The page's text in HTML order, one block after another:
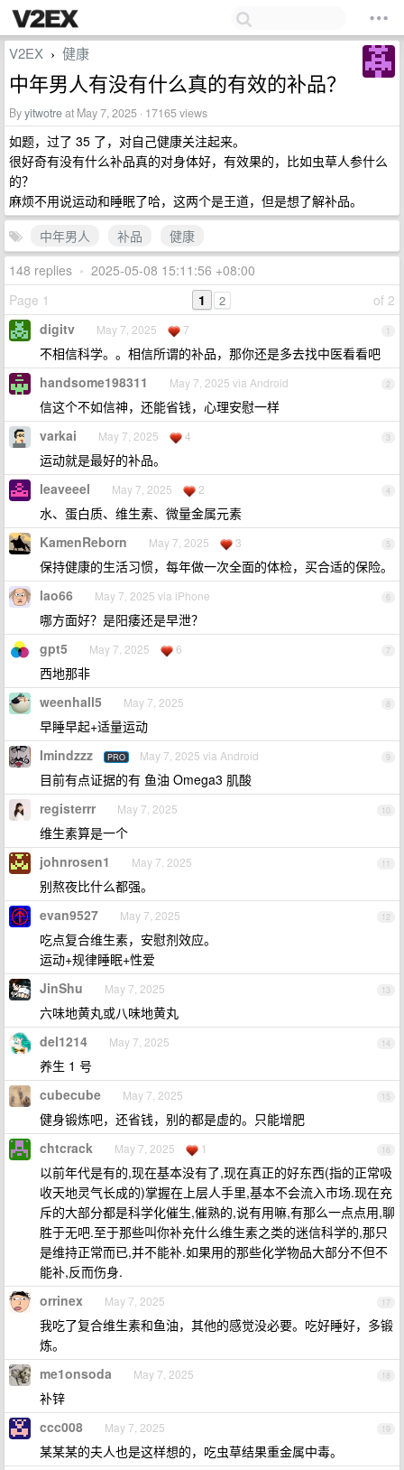
V2EX › 健康
中年男人有没有什么真的有效的补品？
Byyitwotreat May 7, 2025 · 17165 views
如题，过了 35 了，对自己健康关注起来。
很好奇有没有什么补品真的对身体好，有效果的，比如虫草人参什么
的？
麻烦不用说运动和睡眠了哈，这两个是王道，但是想了解补品。
中年男人
补品
健康
148 replies • 2025-05-08 15:11:56 +08:00
Page 1
of 2
1 2
1
digitv May 7, 2025 7
不相信科学。。相信所谓的补品，那你还是多去找中医看看吧
2
handsome198311 May 7, 2025 via Android
信这个不如信神，还能省钱，心理安慰一样
3
varkai May 7, 2025 4
运动就是最好的补品。
4
leaveeel May 7, 2025 2
水、蛋白质、维生素、微量金属元素
5
KamenReborn May 7, 2025 3
保持健康的生活习惯，每年做一次全面的体检，买合适的保险。
6
lao66 May 7, 2025 via iPhone
哪方面好？是阳痿还是早泄？
7
gpt5 May 7, 2025 6
西地那非
8
weenhall5 May 7, 2025
早睡早起+适量运动
9
Imindzzz PRO May 7, 2025 via Android
目前有点证据的有 鱼油 Omega3 肌酸
10
registerrr May 7, 2025
维生素算是一个
11
johnrosen1 May 7, 2025
别熬夜比什么都强。
12
evan9527 May 7, 2025
吃点复合维生素，安慰剂效应。
运动+规律睡眠+性爱
13
JinShu May 7, 2025
六味地黄丸或八味地黄丸
14
del1214 May 7, 2025
养生 1 号
15
cubecube May 7, 2025
健身锻炼吧，还省钱，别的都是虚的。只能增肥
16
chtcrack May 7, 2025 1
以前年代是有的,现在基本没有了,现在真正的好东西(指的正常吸
收天地灵气长成的)掌握在上层人手里,基本不会流入市场.现在充
斥的大部分都是科学化催生,催熟的,说有用嘛,有那么一点点用,聊
胜于无吧.至于那些叫你补充什么维生素之类的迷信科学的,那只
是维持正常而已,并不能补.如果用的那些化学物品大部分不但不
能补,反而伤身.
17
orrinex May 7, 2025
我吃了复合维生素和鱼油，其他的感觉没必要。吃好睡好，多锻
炼。
18
me1onsoda May 7, 2025
补锌
19
ccc008 May 7, 2025
某某某的夫人也是这样想的，吃虫草结果重金属中毒。